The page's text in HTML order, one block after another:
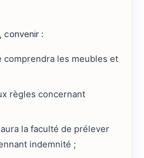
convenir :
comprendra les meubles et
règles concernant
aura la faculté de prélever
indemnité ;